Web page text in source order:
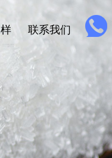
联系我们